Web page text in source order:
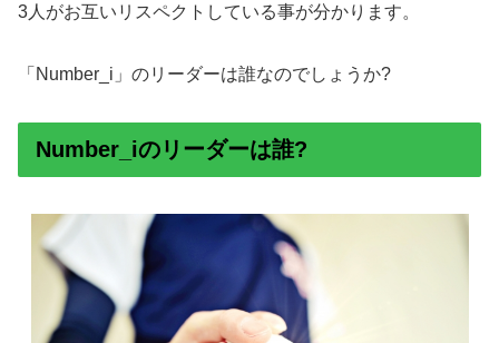
3人がお互いリスペクトしている事が分かります。
「Number_i」のリーダーは誰なのでしょうか?
Number_iのリーダーは誰?